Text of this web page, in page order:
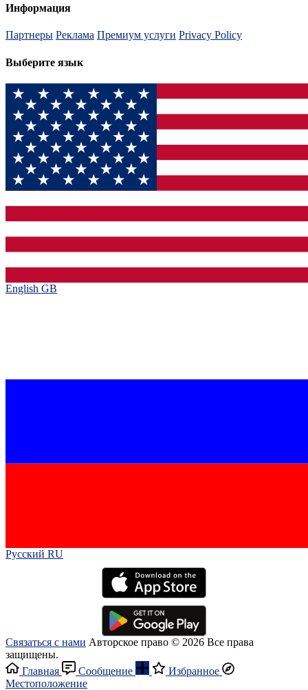
Информация
Партнеры Реклама Премиум услуги Privacy Policy
Выберите язык
English GB‎
Русский RU‎
Связаться с нами Авторское право © 2026 Все права
защищены.
Главная
Сообщение
Избранное
Местоположение